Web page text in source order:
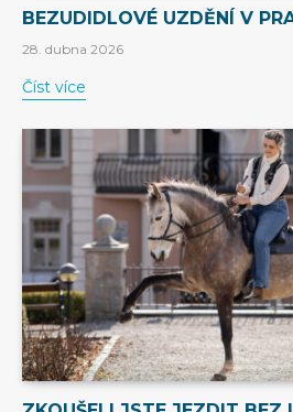
BEZUDIDLOVÉ UZDĚNÍ V
28. dubna 2026
Číst více